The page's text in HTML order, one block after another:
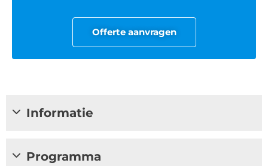
Offerte aanvragen
Informatie
Programma